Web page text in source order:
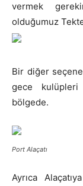
vermek
olduğumuz
Bir diğer
gece
bölgede.
Port Alaçatı
Ayrıca